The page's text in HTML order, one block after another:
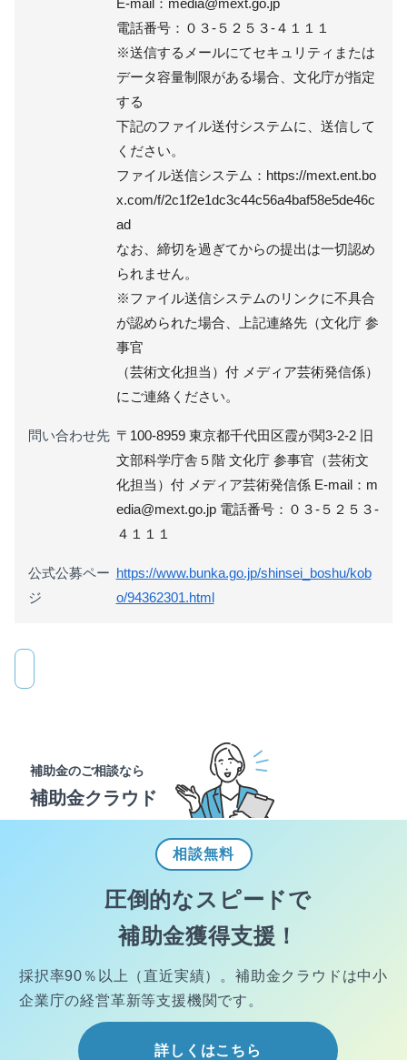
電話番号：０３‐５２５３‐４１１１
※送信するメールにてセキュリティまたは
データ容量制限がある場合、文化庁が指定
する
下記のファイル送付システムに、送信して
ください。
ファイル送信システム：https://mext.ent.bo
x.com/f/2c1f2e1dc3c44c56a4baf58e5de46c
ad
なお、締切を過ぎてからの提出は一切認め
られません。
※ファイル送信システムのリンクに不具合
が認められた場合、上記連絡先（文化庁 参
事官
（芸術文化担当）付 メディア芸術発信係）
にご連絡ください。
問い合わせ先 〒100-8959 東京都千代田区霞が関3-2-2 旧
文部科学庁舎５階 文化庁 参事官（芸術文
化担当）付 メディア芸術発信係 E-mail：m
edia@mext.go.jp 電話番号：０３‐５２５３‐
４１１１
公式公募ペー
ジ
https://www.bunka.go.jp/shinsei_boshu/kob
o/94362301.html
補助金のご相談なら
補助金クラウド
相談無料
圧倒的なスピードで
補助金獲得支援！
採択率90％以上（直近実績）。 補助金クラウドは中小
企業庁の経営革新等支援機関です。
詳しくはこちら